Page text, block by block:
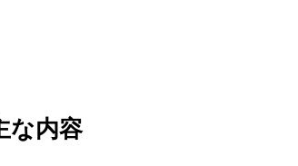
な内容